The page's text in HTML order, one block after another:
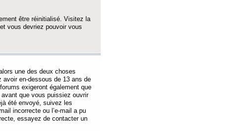
être réinitialisé. Visitez la
vous devriez pouvoir vous
une des deux choses
avoir en-dessous de 13 ans de
exigeront également que
que vous puissiez ouvrir
été envoyé, suivez les
incorrecte ou l’e-mail a pu
essayez de contacter un